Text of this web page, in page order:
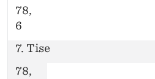
78,
6
7. Tise
78,